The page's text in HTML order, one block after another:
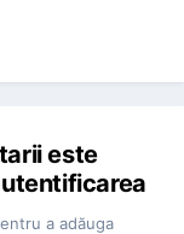
este
a adăuga